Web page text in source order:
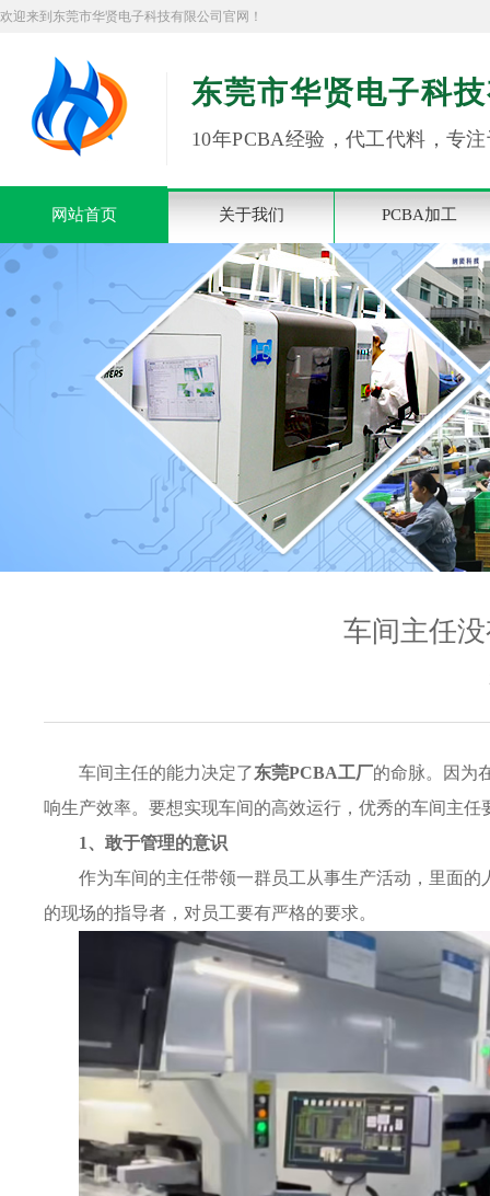
欢迎来到东莞市华贤电子科技有限公司官网！
东莞市华贤电子科
10年PCBA经验，代工代料，专
网站首页 关于我们 PCBA加工
车间主任
车间主任的能力决定了东莞PCBA工厂的命脉。因为
响生产效率。要想实现车间的高效运行，优秀的车间主任
1、敢于管理的意识
作为车间的主任带领一群员工从事生产活动，里面
的现场的指导者，对员工要有严格的要求。